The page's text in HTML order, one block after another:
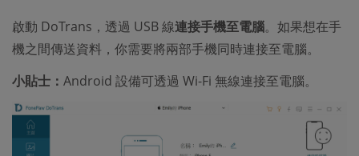
啟動 DoTrans，透過 USB 線連接手機至電腦。如果想在手
機之間傳送資料，你需要將兩部手機同時連接至電腦。
小貼士： Android 設備可透過 Wi-Fi 無線連接至電腦。